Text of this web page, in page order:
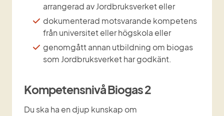
arrangerad av Jordbruksverket eller
dokumenterad motsvarande kompetens
från universitet eller högskola eller
genomgått annan utbildning om biogas
som Jordbruksverket har godkänt.
Kompetensnivå Biogas 2
Du ska ha en djup kunskap om